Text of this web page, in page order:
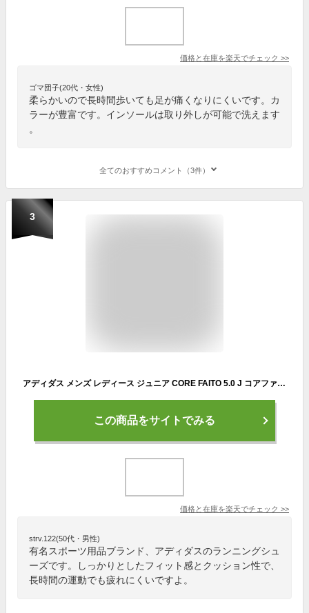
価格と在庫を楽天でチェック >>
ゴマ団子(20代・女性)
柔らかいので長時間歩いても足が痛くなりにくいです。カ
ラーが豊富です。インソールは取り外しが可能で洗えます
。
全てのおすすめコメント（3件）
3
アディダス メンズ レディース ジュニア CORE FAITO 5.0 J コアファイト 男の子 女の子 靴 シューズ ランニングシューズ スニーカー 紐 ヒモ 運動 ホワイト 白 ブラック 黒 ブルー 青 送料無料 adidas IE858
この商品をサイトでみる
価格と在庫を楽天でチェック >>
strv.122(50代・男性)
有名スポーツ用品ブランド、アディダスのランニングシュ
ーズです。しっかりとしたフィット感とクッション性で、
長時間の運動でも疲れにくいですよ。